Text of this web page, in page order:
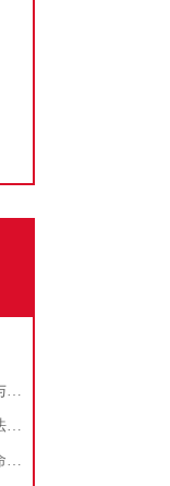
探讨脉冲反吹集尘器故障预防与维护要点
脉冲工业集尘器的故障排除方法和注意事项
三相大功率吸尘器延长使用寿命的建议